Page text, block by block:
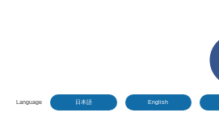
Language 日本語 English